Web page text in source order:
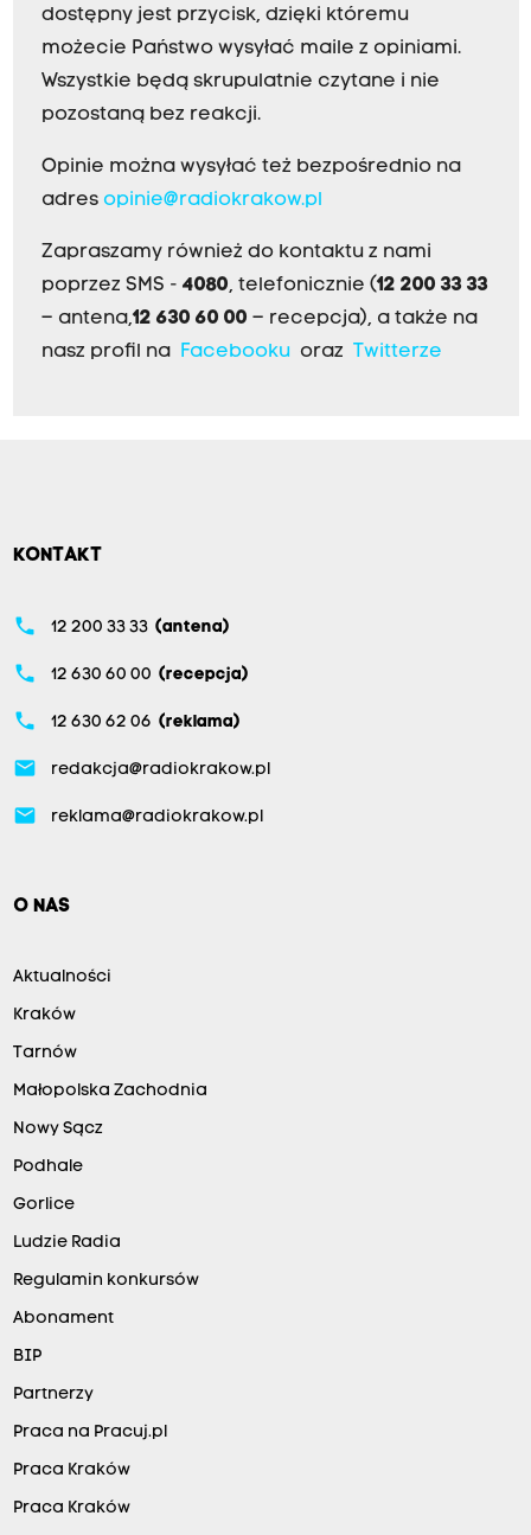
dostępny jest przycisk, dzięki któremu
możecie Państwo wysyłać maile z opiniami.
Wszystkie będą skrupulatnie czytane i nie
pozostaną bez reakcji.
Opinie można wysyłać też bezpośrednio na
adres opinie@radiokrakow.pl
Zapraszamy również do kontaktu z nami
poprzez SMS - 4080, telefonicznie (12 200 33 33
– antena,12 630 60 00 – recepcja), a także na
nasz profil na Facebookuoraz Twitterze
KONTAKT
phone 12 200 33 33 (antena)
phone 12 630 60 00 (recepcja)
phone 12 630 62 06 (reklama)
email redakcja@radiokrakow.pl
email reklama@radiokrakow.pl
O NAS
Aktualności
Kraków
Tarnów
Małopolska Zachodnia
Nowy Sącz
Podhale
Gorlice
Ludzie Radia
Regulamin konkursów
Abonament
BIP
Partnerzy
Praca na Pracuj.pl
Praca Kraków
Praca Kraków